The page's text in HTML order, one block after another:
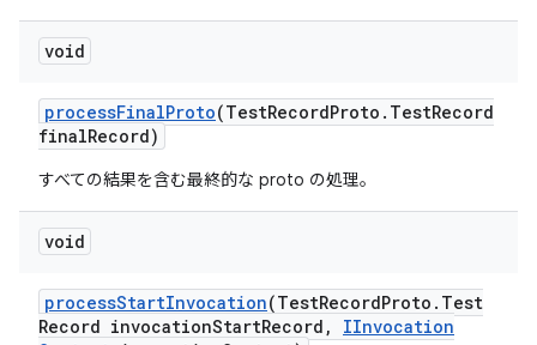
void
processFinalProto(TestRecordProto . TestRecord
finalRecord)
すべての結果を含む最終的な proto の処理。
void
processStartInvocation(TestRecordProto . Test
Record invocationStartRecord ,
IInvocation